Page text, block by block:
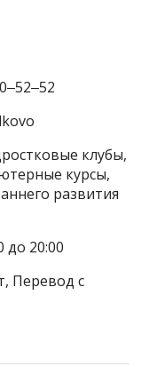
клубы,
курсы,
развития
до 20:00
Перевод с